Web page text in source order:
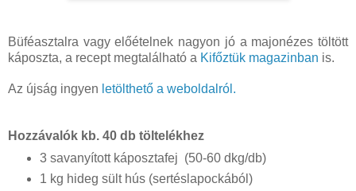
Büféasztalra vagy előételnek nagyon jó a majonézes töltött
káposzta, a recept megtalálható a Kifőztük magazinban is.
Az újság ingyen letölthető a weboldalról.
Hozzávalók kb. 40 db töltelékhez
3 savanyított káposztafej (50-60 dkg/db)
1 kg hideg sült hús (sertéslapockából)